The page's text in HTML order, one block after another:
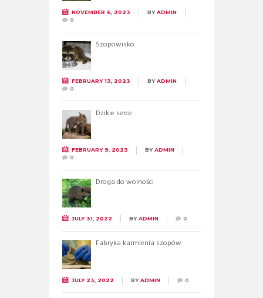
NOVEMBER 6, 2023 BYADMIN
0
Szopowisko
FEBRUARY 13, 2023 BYADMIN
0
Dzikie serce
FEBRUARY 9, 2023 BYADMIN
0
Droga do wolności
JULY 31, 2022 BYADMIN 0
Fabryka karmienia szopów
JULY 23, 2022 BYADMIN 0